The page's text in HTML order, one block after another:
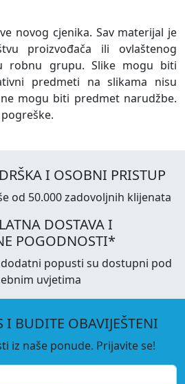
novog cjenika. Sav materijal je
proizvođača ili ovlaštenog
robnu grupu. Slike mogu biti
predmeti na slikama nisu
mogu biti predmet narudžbe.
I OSOBNI PRISTUP
od 50.000 zadovoljnih klijenata
DOSTAVA I
POGODNOSTI*
popusti su dostupni pod
uvjetima
I BUDITE OBAVIJEŠTENI
iz naše ponude. Prijavite se!